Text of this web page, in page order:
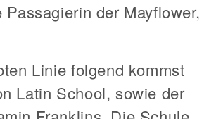
Passagierin der Mayflower,
Linie folgend kommst
Latin School, sowie der